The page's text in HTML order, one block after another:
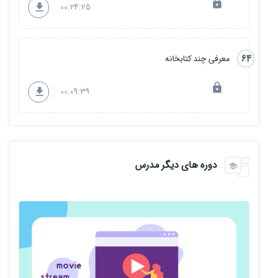
00:24:25
64 معرفی چند کتابخانه
00:09:39
دوره های دیگر مدرس